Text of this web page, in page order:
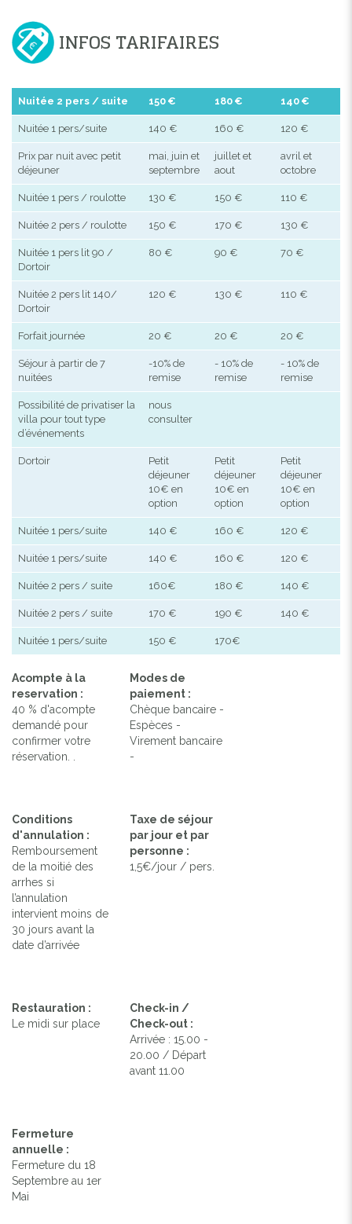
INFOS TARIFAIRES
Nuitée 2 pers / suite 150 € 180 € 140 €
Nuitée 1 pers/suite 140 € 160 € 120 €
Prix par nuit avec petit
déjeuner
mai, juin et
septembre
juillet et
aout
avril et
octobre
Nuitée 1 pers / roulotte 130 € 150 € 110 €
Nuitée 2 pers / roulotte 150 € 170 € 130 €
Nuitée 1 pers lit 90 /
Dortoir
80 € 90 € 70 €
Nuitée 2 pers lit 140/
Dortoir
120 € 130 € 110 €
Forfait journée 20 € 20 € 20 €
Séjour à partir de 7
nuitées
-10% de
remise
- 10% de
remise
- 10% de
remise
Possibilité de privatiser la
villa pour tout type
d’événements
nous
consulter
Dortoir
Petit
déjeuner
10€ en
option
Petit
déjeuner
10€ en
option
Petit
déjeuner
10€ en
option
Nuitée 1 pers/suite 140 € 160 € 120 €
Nuitée 1 pers/suite 140 € 160 € 120 €
Nuitée 2 pers / suite 160€ 180 € 140 €
Nuitée 2 pers / suite 170 € 190 € 140 €
Nuitée 1 pers/suite 150 € 170€
Acompte à la
reservation :
40 % d'acompte
demandé pour
confirmer votre
réservation. .
Modes de
paiement :
Chèque bancaire -
Espèces -
Virement bancaire
-
Conditions
d'annulation :
Remboursement
de la moitié des
arrhes si
l’annulation
intervient moins de
30 jours avant la
date d’arrivée
Taxe de séjour
par jour et par
personne :
1,5€/jour / pers.
Restauration :
Le midi sur place
Check-in /
Check-out :
Arrivée : 15.00 -
20.00 / Départ
avant 11.00
Fermeture
annuelle :
Fermeture du 18
Septembre au 1er
Mai